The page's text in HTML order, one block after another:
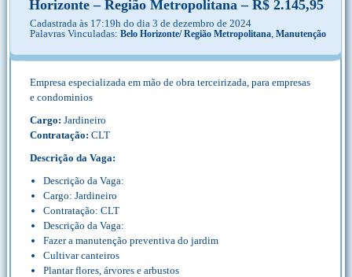
Horizonte – Região Metropolitana – R$ 2.145,95
Cadastrada às 17:19h do dia 3 de dezembro de 2024
Palavras Vinculadas: Belo Horizonte/ Região Metropolitana, Manutenção
Empresa especializada em mão de obra terceirizada, para empresas
e condominios
Cargo: Jardineiro
Contratação: CLT
Descrição da Vaga:
Descrição da Vaga:
Cargo: Jardineiro
Contratação: CLT
Descrição da Vaga:
Fazer a manutenção preventiva do jardim
Cultivar canteiros
Plantar flores, árvores e arbustos